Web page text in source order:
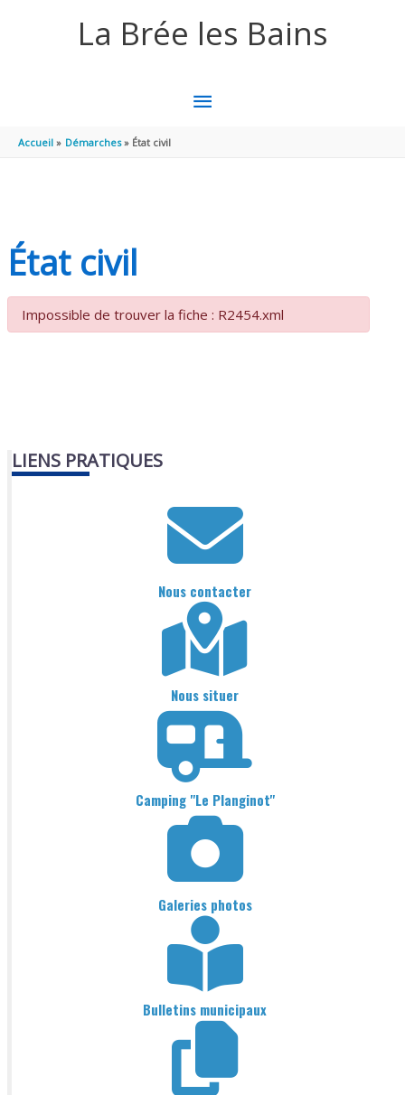
La Brée les Bains
MENU
Accueil Démarches État civil
État civil
Impossible de trouver la fiche : R2454.xml
LIENS PRATIQUES
Nous contacter
Nous situer
Camping "Le Planginot"
Galeries photos
Bulletins municipaux